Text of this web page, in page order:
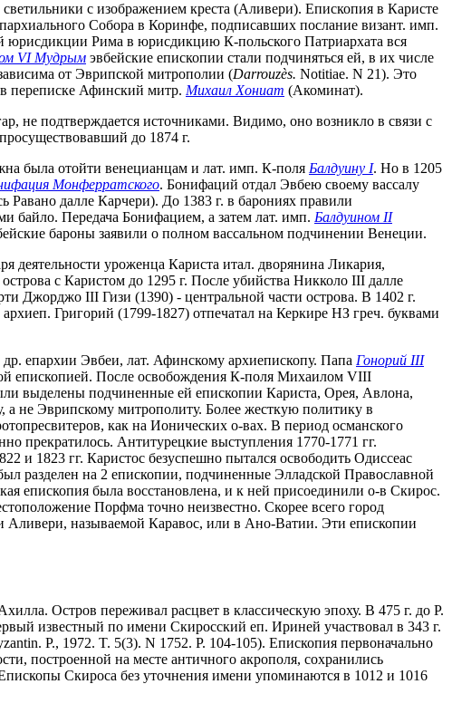
с изображением креста (Аливери). Епископия в Каристе
Собора в Коринфе, подписавших послание визант. имп.
юрисдикции Рима в юрисдикцию К-польского Патриархата вся
VI Мудрым эвбейские епископии стали подчиняться ей, в их числе
от Эврипской митрополии (Darrouzès. Notitiae. N 21). Это
переписке Афинский митр. Михаил Хониат (Акоминат).
не подтверждается источниками. Видимо, оно возникло в связи с
до 1874 г.
была отойти венецианцам и лат. имп. К-поля Балдуину I. Но в 1205
Монферратского. Бонифаций отдал Эвбею своему вассалу
Равано далле Карчери). До 1383 г. в барониях правили
байло. Передача Бонифацием, а затем лат. имп. Балдуином II
бароны заявили о полном вассальном подчинении Венеции.
деятельности уроженца Кариста итал. дворянина Ликария,
с Каристом до 1295 г. После убийства Никколо III далле
Джорджо III Гизи (1390) - центральной части острова. В 1402 г.
Григорий (1799-1827) отпечатал на Керкире НЗ греч. буквами
епархии Эвбеи, лат. Афинскому архиепископу. Папа Гонорий III
епископией. После освобождения К-поля Михаилом VIII
выделены подчиненные ей епископии Кариста, Орея, Авлона,
не Эврипскому митрополиту. Более жесткую политику в
как на Ионических о-вах. В период османского
прекратилось. Антитурецкие выступления 1770-1771 гг.
и 1823 гг. Каристос безуспешно пытался освободить Одиссеас
разделен на 2 епископии, подчиненные Элладской Православной
епископия была восстановлена, и к ней присоединили о-в Скирос.
Порфма точно неизвестно. Скорее всего город
Аливери, называемой Каравос, или в Ано-Ватии. Эти епископии
Остров переживал расцвет в классическую эпоху. В 475 г. до Р.
известный по имени Скиросский еп. Ириней участвовал в 343 г.
P., 1972. T. 5(3). N 1752. P. 104-105). Епископия первоначально
построенной на месте античного акрополя, сохранились
Скироса без уточнения имени упоминаются в 1012 и 1016